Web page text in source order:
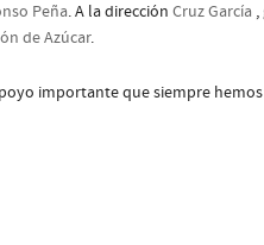
Peña. A la dirección Cruz García
de Azúcar.
importante que siempre